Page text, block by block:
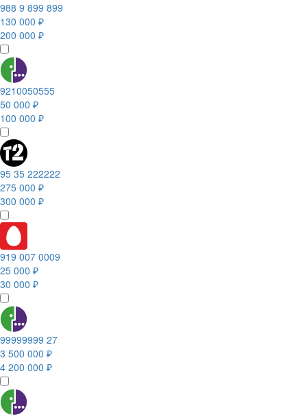
988 9 899 899
130 000 ₽
200 000 ₽
9210050555
50 000 ₽
100 000 ₽
95 35 222222
275 000 ₽
300 000 ₽
919 007 0009
25 000 ₽
30 000 ₽
99999999 27
3 500 000 ₽
4 200 000 ₽